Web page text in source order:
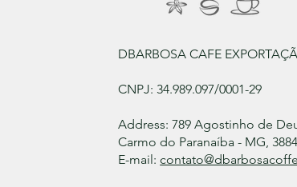
DBARBOSA CAFE
CNPJ: 34.989.097/0001-29
Address: 789 Agostinho de
Carmo do Paranaíba - MG,
E-mail: